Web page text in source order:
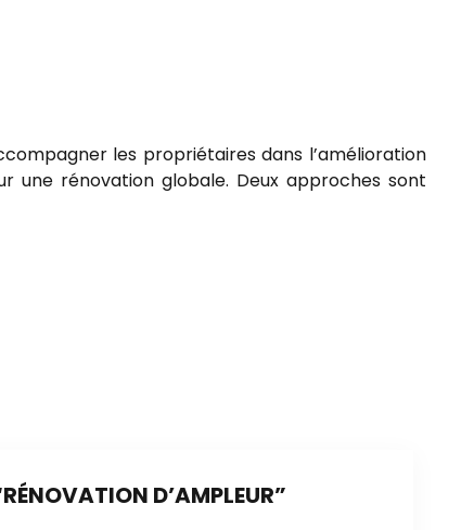
les propriétaires dans l’amélioration
une rénovation globale. Deux approches sont
D’AMPLEUR”